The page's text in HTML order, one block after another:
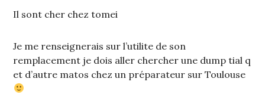
Il sont cher chez tomei
Je me renseignerais sur l’utilite de son
remplacement je dois aller chercher une dump tial q
et d’autre matos chez un préparateur sur Toulouse